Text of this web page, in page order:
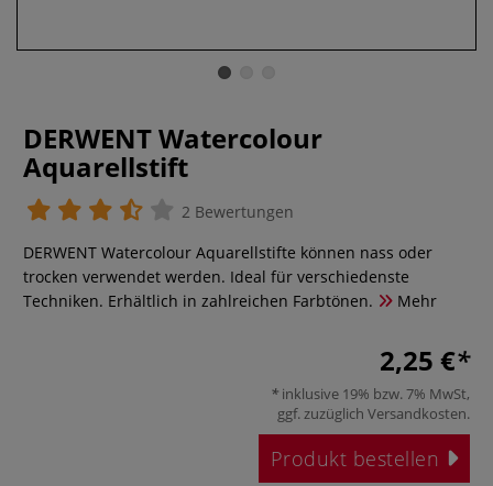
DERWENT Watercolour
Aquarellstift
2 Bewertungen
DERWENT Watercolour Aquarellstifte können nass oder
trocken verwendet werden. Ideal für verschiedenste
Techniken. Erhältlich in zahlreichen Farbtönen.
Mehr
2,25 €
inklusive 19% bzw. 7% MwSt,
ggf. zuzüglich Versandkosten.
Produkt bestellen